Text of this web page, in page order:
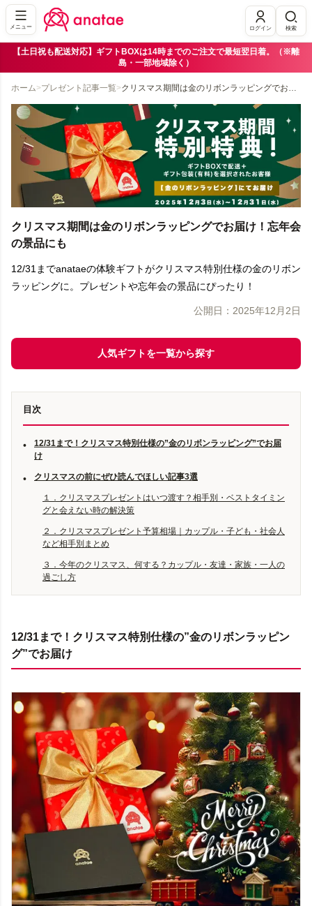
メニュー ログイン 検索
【土日祝も配送対応】ギフトBOXは14時までのご注文で最短翌日着。（※離
島・一部地域除く）
ホーム>プレゼント記事一覧> クリスマス期間は金のリボンラッピングでお届け！忘年会の景品にも
クリスマス期間は金のリボンラッピングでお届け！忘年会
の景品にも
12/31までanataeの体験ギフトがクリスマス特別仕様の金のリボン
ラッピングに。プレゼントや忘年会の景品にぴったり！
公開日： 2025年12月2日
人気ギフトを一覧から探す
目次
•
12/31まで！クリスマス特別仕様の”金のリボンラッピング”でお届
け
• クリスマスの前にぜひ読んでほしい記事3選
１．クリスマスプレゼントはいつ渡す？相手別・ベストタイミン
グと会えない時の解決策
２．クリスマスプレゼント予算相場｜カップル・子ども・社会人
など相手別まとめ
３．今年のクリスマス、何する？カップル・友達・家族・一人の
過ごし方
12/31まで！クリスマス特別仕様の”金のリボンラッピン
グ”でお届け